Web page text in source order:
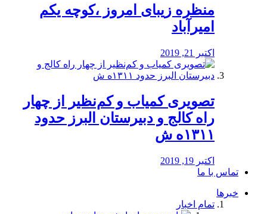
منظره‌‌ زیبای امروز ،کوچه یکم
امیرآباد
اکتبر 21, 2019
️تصویری کمیاب و کم‌نظیر از چهار
راه كالج و دبيرستان البرز حدود
۱۳۱۱ه ش
اکتبر 19, 2019
تماس با ما
خبرها
تمام اخبار